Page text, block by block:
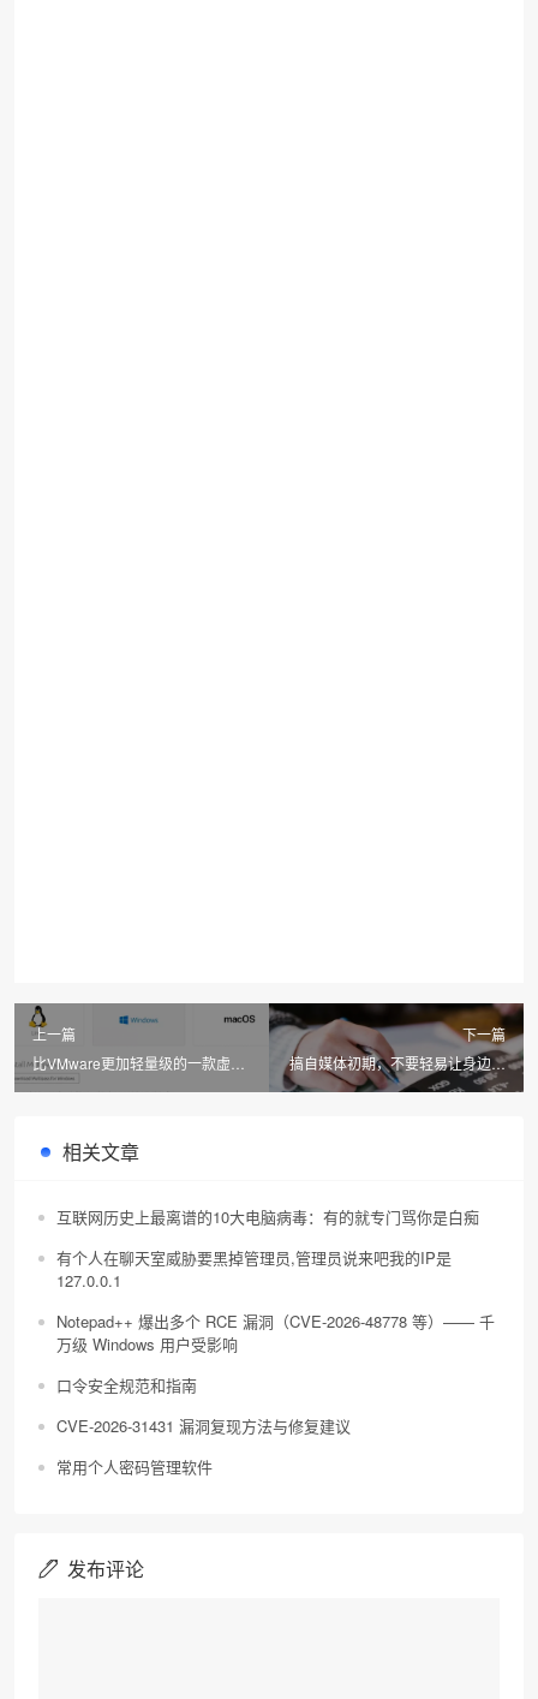
上一篇
比VMware更加轻量级的一款虚拟
机！
下一篇
搞自媒体初期，不要轻易让身边人
知道！
相关文章
互联网历史上最离谱的10大电脑病毒：有的就专门骂你是白痴
有个人在聊天室威胁要黑掉管理员,管理员说来吧我的IP是
127.0.0.1
Notepad++ 爆出多个 RCE 漏洞（CVE-2026-48778 等）—— 千
万级 Windows 用户受影响
口令安全规范和指南
CVE-2026-31431 漏洞复现方法与修复建议
常用个人密码管理软件
发布评论